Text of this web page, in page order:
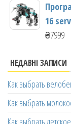
16
₴7999
НЕДАВНІ ЗАПИСИ
Как выбрать
Как выбрать